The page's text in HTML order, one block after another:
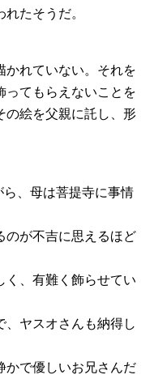
たそうだ。
かれていない。それを
ってもらえないことを
の絵を父親に託し、形
ら、母は菩提寺に事情
のが不吉に思えるほど
く、有難く飾らせてい
、ヤスオさんも納得し
かで優しいお兄さんだ